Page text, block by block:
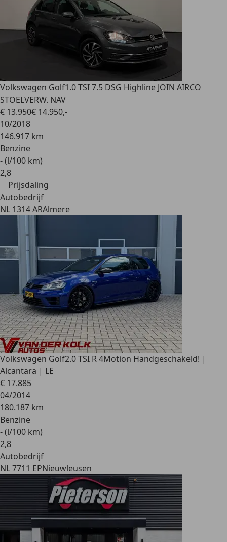
Volkswagen Golf1.0 TSI 7.5 DSG Highline JOIN AIRCO
STOELVERW. NAV
€ 13.950€ 14.950,-
10/2018
146.917 km
Benzine
- (l/100 km)
2,8
Prijsdaling
Autobedrijf
NL 1314 ARAlmere
Volkswagen Golf2.0 TSI R 4Motion Handgeschakeld! |
Alcantara | LE
€ 17.885
04/2014
180.187 km
Benzine
- (l/100 km)
2,8
Autobedrijf
NL 7711 EPNieuwleusen